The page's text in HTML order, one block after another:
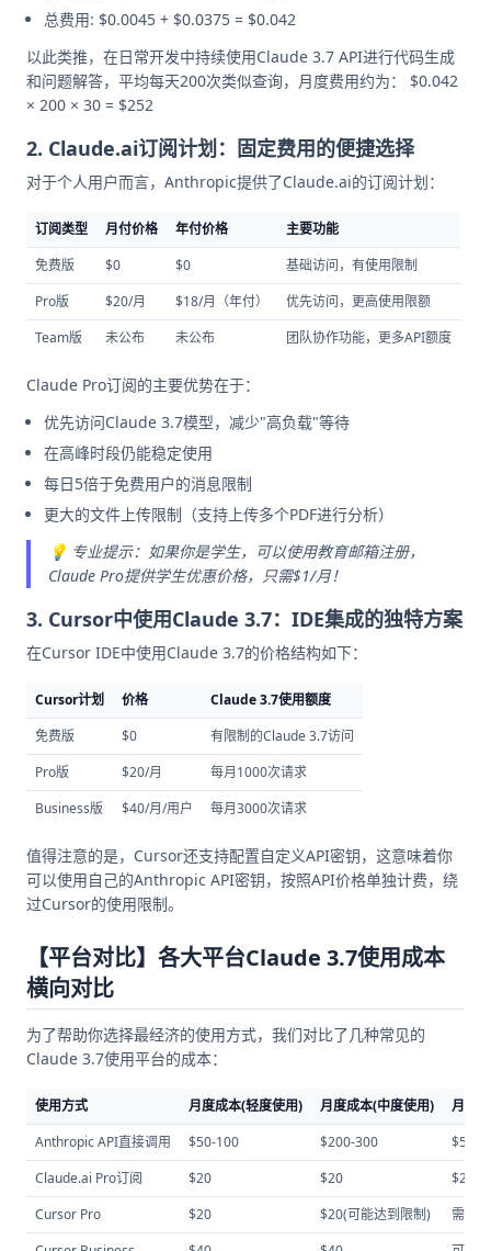
总费用: $0.0045 + $0.0375 = $0.042
以此类推，在日常开发中持续使用Claude 3.7 API进行代码生成
和问题解答，平均每天200次类似查询，月度费用约为： $0.042
× 200 × 30 = $252
2. Claude.ai订阅计划：固定费用的便捷选择
对于个人用户而言，Anthropic提供了Claude.ai的订阅计划：
订阅类型 月付价格 年付价格
主要功能
免费版
$0 $0
基础访问，有使用限制
Pro版
$20/月 $18/月（年付）
优先访问，更高使用限额
Team版
未公布 未公布 团队协作功能，更多API额度
Claude Pro订阅的主要优势在于：
优先访问Claude 3.7模型，减少"高负载"等待
在高峰时段仍能稳定使用
每日5倍于免费用户的消息限制
更大的文件上传限制（支持上传多个PDF进行分析）
💡 专业提示：如果你是学生，可以使用教育邮箱注册，
Claude Pro提供学生优惠价格，只需$1/月！
3. Cursor中使用Claude 3.7：IDE集成的独特方案
在Cursor IDE中使用Claude 3.7的价格结构如下：
Cursor计划 价格
Claude 3.7使用额度
免费版
$0
有限制的Claude 3.7访问
Pro版
$20/月
每月1000次请求
Business版
$40/月/用户 每月3000次请求
值得注意的是，Cursor还支持配置自定义API密钥，这意味着你
可以使用自己的Anthropic API密钥，按照API价格单独计费，绕
过Cursor的使用限制。
【平台对比】各大平台Claude 3.7使用成本
横向对比
为了帮助你选择最经济的使用方式，我们对比了几种常见的
Claude 3.7使用平台的成本：
使用方式 月度成本(轻度使用) 月度成本(中度使用)
月度
Anthropic API直接调用
$50-100 $200-300
$500+
Claude.ai Pro订阅
$20 $20
$20(
Cursor Pro
$20 $20(可能达到限制)
需要